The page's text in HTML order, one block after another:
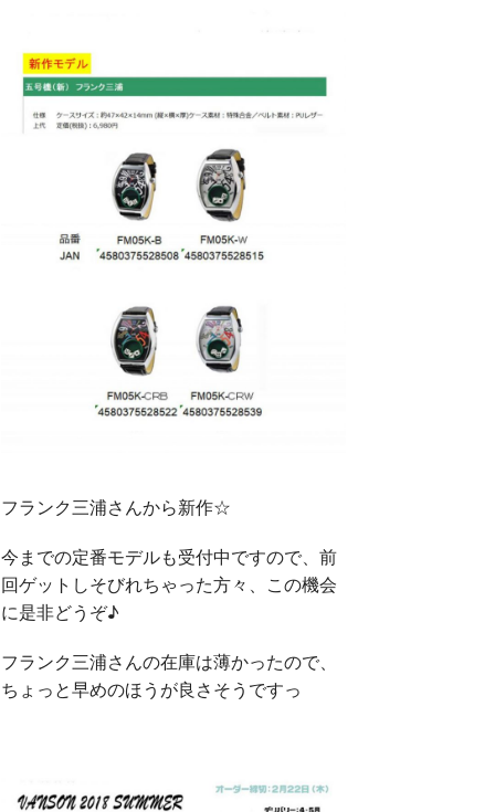
フランク三浦さんから新作☆
今までの定番モデルも受付中ですので、前
回ゲットしそびれちゃった方々、この機会
に是非どうぞ♪
フランク三浦さんの在庫は薄かったので、
ちょっと早めのほうが良さそうですっ